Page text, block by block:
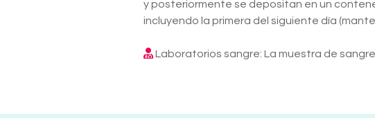
y posteriormente se depositan en un
incluyendo la primera del siguiente día
Laboratorios sangre: La muestra de